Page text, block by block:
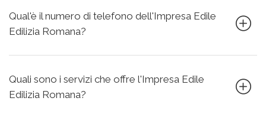
Qual'è il numero di telefono dell'Impresa Edile
Edilizia Romana?
Quali sono i servizi che offre l'Impresa Edile
Edilizia Romana?